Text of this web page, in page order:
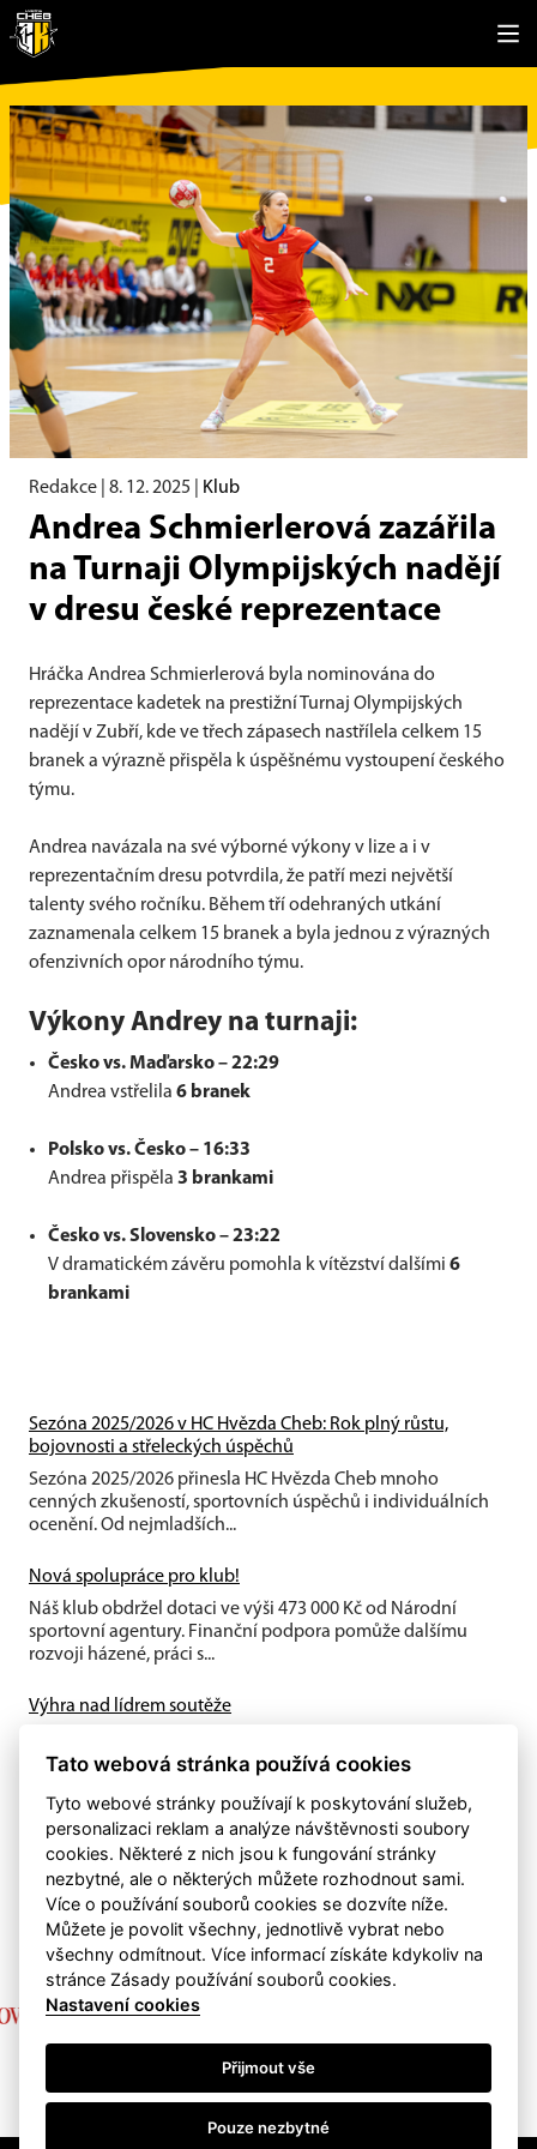
Redakce | 8. 12. 2025 Klub
Andrea Schmierlerová zazářila
na Turnaji Olympijských nadějí
v dresu české reprezentace
Hráčka Andrea Schmierlerová byla nominována do
reprezentace kadetek na prestižní Turnaj Olympijských
nadějí v Zubří, kde ve třech zápasech nastřílela celkem 15
branek a výrazně přispěla k úspěšnému vystoupení českého
týmu.
Andrea navázala na své výborné výkony v lize a i v
reprezentačním dresu potvrdila, že patří mezi největší
talenty svého ročníku. Během tří odehraných utkání
zaznamenala celkem 15 branek a byla jednou z výrazných
ofenzivních opor národního týmu.
Výkony Andrey na turnaji:
Česko vs. Maďarsko – 22:29
Andrea vstřelila 6 branek
Polsko vs. Česko – 16:33
Andrea přispěla 3 brankami
Česko vs. Slovensko – 23:22
V dramatickém závěru pomohla k vítězství dalšími 6
brankami
Sezóna 2025/2026 v HC Hvězda Cheb: Rok plný růstu,
bojovnosti a střeleckých úspěchů
Sezóna 2025/2026 přinesla HC Hvězda Cheb mnoho
cenných zkušeností, sportovních úspěchů i individuálních
ocenění. Od nejmladších...
Nová spolupráce pro klub!
Náš klub obdržel dotaci ve výši 473 000 Kč od Národní
sportovní agentury. Finanční podpora pomůže dalšímu
rozvoji házené, práci s...
Výhra nad lídrem soutěže
Na domácí palubovce porazily vedoucí tým 1. ligy žen 1. SC
Tato webová stránka používá cookies
Tyto webové stránky používají k poskytování služeb,
personalizaci reklam a analýze návštěvnosti soubory
cookies. Některé z nich jsou k fungování stránky
nezbytné, ale o některých můžete rozhodnout sami.
Více o používání souborů cookies se dozvíte níže.
Můžete je povolit všechny, jednotlivě vybrat nebo
všechny odmítnout. Více informací získáte kdykoliv na
stránce Zásady používání souborů cookies.
Nastavení cookies
Přijmout vše
Pouze nezbytné